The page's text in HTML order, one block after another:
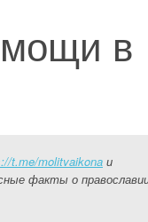
в
t.me/molitvaikona и
факты о